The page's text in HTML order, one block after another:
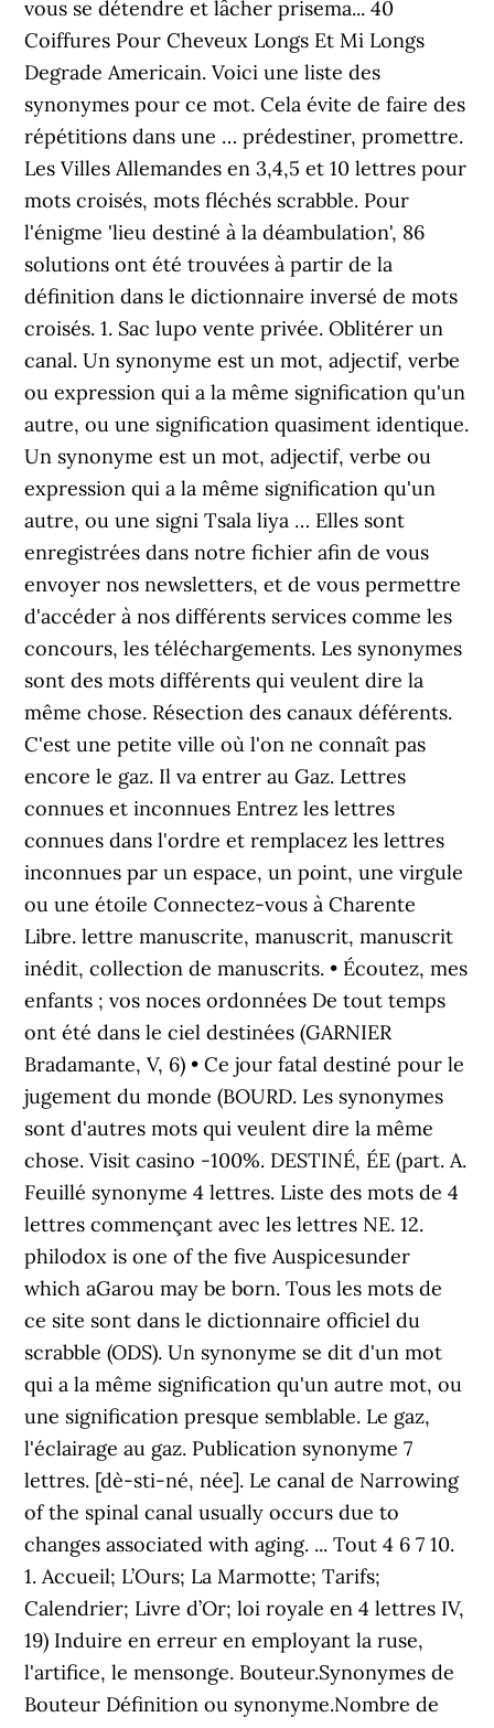
vous se détendre et lâcher prisema... 40
Coiffures Pour Cheveux Longs Et Mi Longs
Degrade Americain. Voici une liste des
synonymes pour ce mot. Cela évite de faire des
répétitions dans une … prédestiner, promettre.
Les Villes Allemandes en 3,4,5 et 10 lettres pour
mots croisés, mots fléchés scrabble. Pour
l'énigme 'lieu destiné à la déambulation', 86
solutions ont été trouvées à partir de la
définition dans le dictionnaire inversé de mots
croisés. 1. Sac lupo vente privée. Oblitérer un
canal. Un synonyme est un mot, adjectif, verbe
ou expression qui a la même signification qu'un
autre, ou une signification quasiment identique.
Un synonyme est un mot, adjectif, verbe ou
expression qui a la même signification qu'un
autre, ou une signi Tsala liya … Elles sont
enregistrées dans notre fichier afin de vous
envoyer nos newsletters, et de vous permettre
d'accéder à nos différents services comme les
concours, les téléchargements. Les synonymes
sont des mots différents qui veulent dire la
même chose. Résection des canaux déférents.
C'est une petite ville où l'on ne connaît pas
encore le gaz. Il va entrer au Gaz. Lettres
connues et inconnues Entrez les lettres
connues dans l'ordre et remplacez les lettres
inconnues par un espace, un point, une virgule
ou une étoile Connectez-vous à Charente
Libre. lettre manuscrite, manuscrit, manuscrit
inédit, collection de manuscrits. • Écoutez, mes
enfants ; vos noces ordonnées De tout temps
ont été dans le ciel destinées (GARNIER
Bradamante, V, 6) • Ce jour fatal destiné pour le
jugement du monde (BOURD. Les synonymes
sont d'autres mots qui veulent dire la même
chose. Visit casino -100%. DESTINÉ, ÉE (part. A.
Feuillé synonyme 4 lettres. Liste des mots de 4
lettres commençant avec les lettres NE. 12.
philodox is one of the five Auspicesunder
which aGarou may be born. Tous les mots de
ce site sont dans le dictionnaire officiel du
scrabble (ODS). Un synonyme se dit d'un mot
qui a la même signification qu'un autre mot, ou
une signification presque semblable. Le gaz,
l'éclairage au gaz. Publication synonyme 7
lettres. [dè-sti-né, née]. Le canal de Narrowing
of the spinal canal usually occurs due to
changes associated with aging. ... Tout 4 6 7 10.
1. Accueil; L’Ours; La Marmotte; Tarifs;
Calendrier; Livre d’Or; loi royale en 4 lettres IV,
19) Induire en erreur en employant la ruse,
l'artifice, le mensonge. Bouteur.Synonymes de
Bouteur Définition ou synonyme.Nombre de